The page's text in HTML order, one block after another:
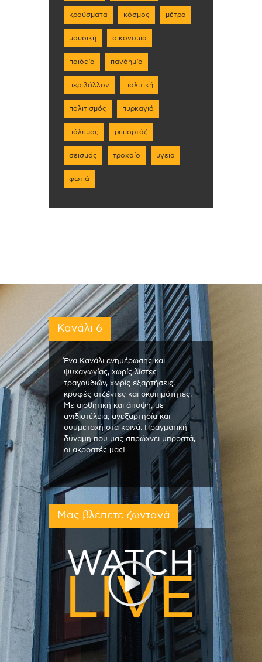
κρούσματα κόσμος μέτρα
μουσική οικονομία
παιδεία πανδημία
περιβάλλον πολιτική
πολιτισμός πυρκαγιά
πόλεμος ρεπορτάζ
σεισμός τροχαίο υγεία
φωτιά
Κανάλι 6
Ένα Κανάλι ενημέρωσης και
ψυχαγωγίας, χωρίς λίστες
τραγουδιών, χωρίς εξαρτήσεις,
κρυφές ατζέντες και σκοπιμότητες.
Με αισθητική και άποψη, με
ανιδιοτέλεια, ανεξαρτησία και
συμμετοχή στα κοινά. Πραγματική
δύναμη που μας σπρώχνει μπροστά,
οι ακροατές μας!
Μας βλέπετε ζωντανά